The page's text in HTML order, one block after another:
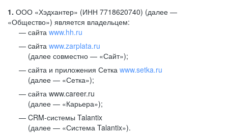
1. ООО «Хэдхантер» (ИНН 7718620740) (далее —
«Общество») является владельцем:
сайта www.hh.ru
cайта www.zarplata.ru
(далее совместно — «Сайт»);
сайта и приложения Сетка www.setka.ru
(далее — «Сетка»);
сайта www.career.ru
(далее — «Карьера»);
CRM-системы Talantix
(далее — «Система Talantix»).